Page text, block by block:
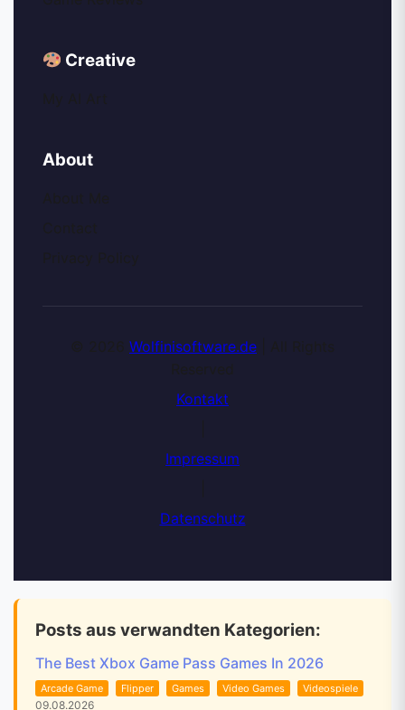
Creative
About
Wolfinisoftware.de
Kontakt
Impressum
Datenschutz
Posts aus verwandten Kategorien:
The Best Xbox Game Pass Games In 2026
Arcade Game Flipper Games Video Games Videospiele
09.08.2026